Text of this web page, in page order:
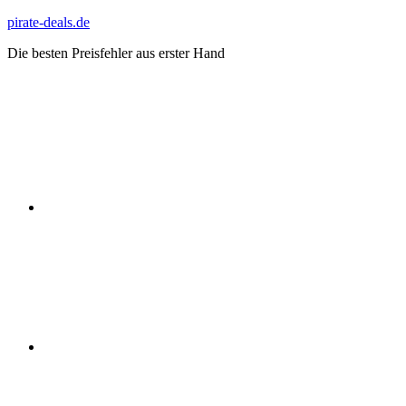
Zum
springen
pirate-deals.de
Die besten Preisfehler aus erster Hand